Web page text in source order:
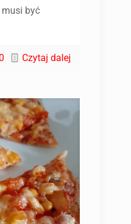
musi być
Czytaj dalej